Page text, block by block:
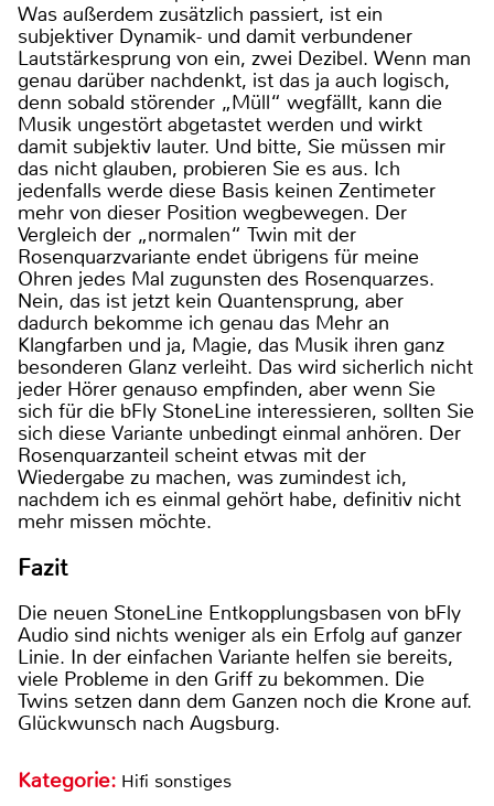
Was außerdem zusätzlich passiert, ist ein
subjektiver Dynamik- und damit verbundener
Lautstärkesprung von ein, zwei Dezibel. Wenn man
genau darüber nachdenkt, ist das ja auch logisch,
denn sobald störender „Müll“ wegfällt, kann die
Musik ungestört abgetastet werden und wirkt
damit subjektiv lauter. Und bitte, Sie müssen mir
das nicht glauben, probieren Sie es aus. Ich
jedenfalls werde diese Basis keinen Zentimeter
mehr von dieser Position wegbewegen. Der
Vergleich der „normalen“ Twin mit der
Rosenquarzvariante endet übrigens für meine
Ohren jedes Mal zugunsten des Rosenquarzes.
Nein, das ist jetzt kein Quantensprung, aber
dadurch bekomme ich genau das Mehr an
Klangfarben und ja, Magie, das Musik ihren ganz
besonderen Glanz verleiht. Das wird sicherlich nicht
jeder Hörer genauso empfinden, aber wenn Sie
sich für die bFly StoneLine interessieren, sollten Sie
sich diese Variante unbedingt einmal anhören. Der
Rosenquarzanteil scheint etwas mit der
Wiedergabe zu machen, was zumindest ich,
nachdem ich es einmal gehört habe, definitiv nicht
mehr missen möchte.
Fazit
Die neuen StoneLine Entkopplungsbasen von bFly
Audio sind nichts weniger als ein Erfolg auf ganzer
Linie. In der einfachen Variante helfen sie bereits,
viele Probleme in den Griff zu bekommen. Die
Twins setzen dann dem Ganzen noch die Krone auf.
Glückwunsch nach Augsburg.
Kategorie: Hifi sonstiges